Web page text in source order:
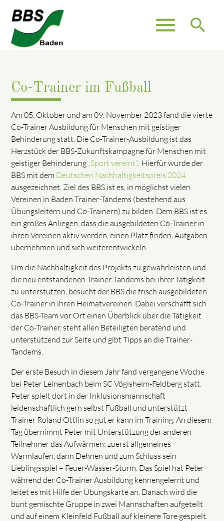
menu search
Co-Trainer im Fußball
Am 05. Oktober und am 09. November 2023 fand die vierte
Co-Trainer Ausbildung für Menschen mit geistiger
Behinderung statt. Die Co-Trainer-Ausbildung ist das
Herzstück der BBS-Zukunftskampagne für Menschen mit
geistiger Behinderung „Sport vereint“. Hierfür wurde der
BBS mit dem Deutschen Nachhaltigkeitspreis 2024
ausgezeichnet. Ziel des BBS ist es, in möglichst vielen
Vereinen in Baden Trainer-Tandems (bestehend aus
Übungsleitern und Co-Trainern) zu bilden. Dem BBS ist es
ein großes Anliegen, dass die ausgebildeten Co-Trainer in
ihren Vereinen aktiv werden, einen Platz finden, Aufgaben
übernehmen und sich weiterentwickeln.
Um die Nachhaltigkeit des Projekts zu gewährleisten und
die neu entstandenen Trainer-Tandems bei ihrer Tätigkeit
zu unterstützen, besucht der BBS die frisch ausgebildeten
Co-Trainer in ihren Heimatvereinen. Dabei verschafft sich
das BBS-Team vor Ort einen Überblick über die Tätigkeit
der Co-Trainer, steht allen Beteiligten beratend und
unterstützend zur Seite und gibt Tipps an die Trainer-
Tandems.
Der erste Besuch in diesem Jahr fand vergangene Woche
bei Peter Leinenbach beim SC Vögisheim-Feldberg statt.
Peter spielt dort in der Inklusionsmannschaft
leidenschaftlich gern selbst Fußball und unterstützt
Trainer Roland Öttlin so gut er kann im Training. An diesem
Tag übernimmt Peter mit Unterstützung der anderen
Teilnehmer das Aufwärmen: zuerst allgemeines
Warmlaufen, dann Dehnen und zum Schluss sein
Lieblingsspiel – Feuer-Wasser-Sturm. Das Spiel hat Peter
während der Co-Trainer Ausbildung kennengelernt und
leitet es mit Hilfe der Übungskarte an. Danach wird die
bunt gemischte Gruppe in zwei Mannschaften aufgeteilt
und auf einem Kleinfeld Fußball auf kleinere Tore gespielt.